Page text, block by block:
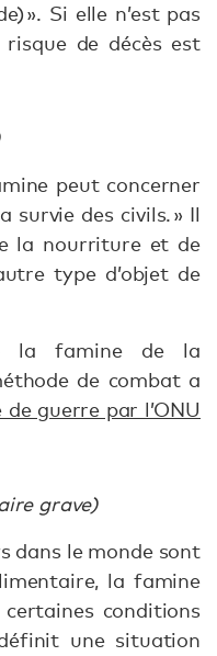
». Si elle n’est pas
de décès est
peut concerner
survie des civils. » Il
la nourriture et de
type d’objet de
la famine de la
de combat a
de guerre par l’ONU
grave)
dans le monde sont
la famine
certaines conditions
une situation